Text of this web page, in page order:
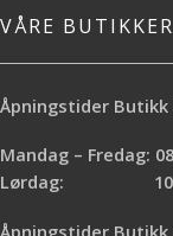
VÅRE BUTIKKER
Åpningstider Butikk
Mandag – Fredag:
Lørdag: 10.00
Åpningstider Butikk